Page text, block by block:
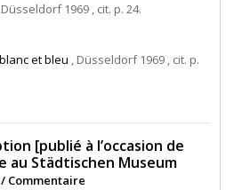
Düsseldorf 1969 , cit. p. 24.
et bleu , Düsseldorf 1969 , cit. p.
[publié à l’occasion de
au Städtischen Museum
Commentaire